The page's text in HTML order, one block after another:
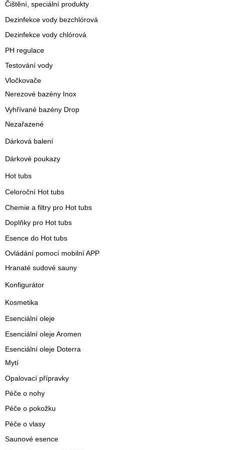
Čištění, speciální produkty
Dezinfekce vody bezchlórová
Dezinfekce vody chlórová
PH regulace
Testování vody
Vločkovače
Nerezové bazény Inox
Vyhřívané bazény Drop
Nezařazené
Dárková balení
Dárkové poukazy
Hot tubs
Celoroční Hot tubs
Chemie a filtry pro Hot tubs
Doplňky pro Hot tubs
Esence do Hot tubs
Ovládání pomocí mobilní APP
Hranaté sudové sauny
Konfigurátor
Kosmetika
Esenciální oleje
Esenciální oleje Aromen
Esenciální oleje Doterra
Mytí
Opalovací přípravky
Péče o nohy
Péče o pokožku
Péče o vlasy
Saunové esence